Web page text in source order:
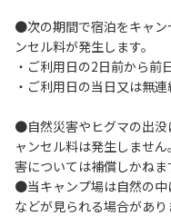
使用、夜間の大声での
な行為はお止めください
６.芝生や地面での直火
イヤーは禁止します。
台の利用後は炭の鎮火
８.バンガローの芝生に
ープは１つまで可）
９.各自で出されました
用済みの炭は専用の捨
●次の期間で宿泊をキャン
ンセル料が発生します。
・ご利用日の2日前から
・ご利用日の当日又は無
●自然災害やヒグマの出没
ャンセル料は発生しませ
害については補償しかねま
●当キャンプ場は自然の中
などが見られる場合があ